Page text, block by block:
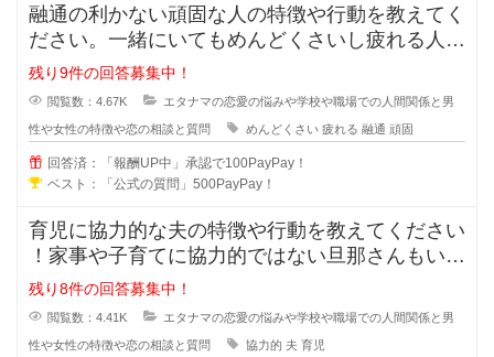
融通の利かない頑固な人の特徴や行動を教えてく
ださい。一緒にいてもめんどくさいし疲れる人っ
ていますよね？男性も女性にもいる
残り9件の回答募集中！
閲覧数：4.67K エタナマの恋愛の悩みや学校や職場での人間関係と男
性や女性の特徴や恋の相談と質問 めんどくさい 疲れる 融通 頑固
回答済：「報酬UP中」承認で100PayPay！
ベスト：「公式の質問」500PayPay！
育児に協力的な夫の特徴や行動を教えてください
！家事や子育てに協力的ではない旦那さんもいま
すが、積極的に協力してくれる夫の
残り8件の回答募集中！
閲覧数：4.41K エタナマの恋愛の悩みや学校や職場での人間関係と男
性や女性の特徴や恋の相談と質問 協力的 夫 育児